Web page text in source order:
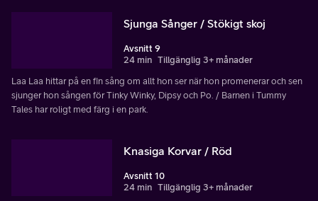
Sjunga Sånger / Stökigt skoj
Avsnitt 9
24 min Tillgänglig 3+ månader
Laa Laa hittar på en fin sång om allt hon ser när hon promenerar och sen
sjunger hon sången för Tinky Winky, Dipsy och Po. / Barnen i Tummy
Tales har roligt med färg i en park.
Knasiga Korvar / Röd
Avsnitt 10
24 min Tillgänglig 3+ månader